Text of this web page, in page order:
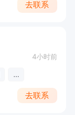
去联系
4小时前
...
去联系